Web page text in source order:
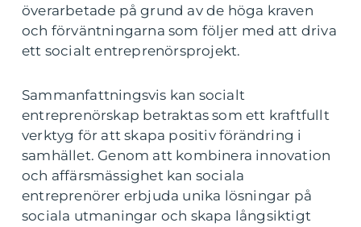
överarbetade på grund av de höga kraven
och förväntningarna som följer med att driva
ett socialt entreprenörsprojekt.
Sammanfattningsvis kan socialt
entreprenörskap betraktas som ett kraftfullt
verktyg för att skapa positiv förändring i
samhället. Genom att kombinera innovation
och affärsmässighet kan sociala
entreprenörer erbjuda unika lösningar på
sociala utmaningar och skapa långsiktigt